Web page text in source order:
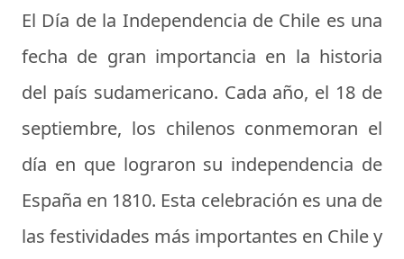
El Día de la Independencia de Chile es una
fecha de gran importancia en la historia
del país sudamericano. Cada año, el 18 de
septiembre, los chilenos conmemoran el
día en que lograron su independencia de
España en 1810. Esta celebración es una de
las festividades más importantes en Chile y